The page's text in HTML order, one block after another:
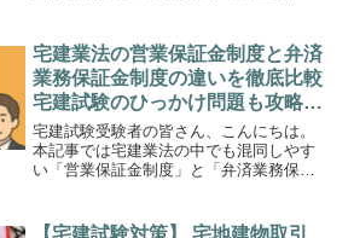
の不動産取得実態をつかみたいという狙
いがあります。これは不動...
宅建業法の営業保証金制度と弁済
業務保証金制度の違いを徹底比較
宅建試験のひっかけ問題も攻略で
きる制度比較と頻出例題解説
宅建試験受験者の皆さん、こんにちは。
本記事では宅建業法の中でも混同しやす
い「営業保証金制度」と「弁済業務保証
交えながら詳しく解説していきます。ど
【宅建試験対策】 宅地建物取引